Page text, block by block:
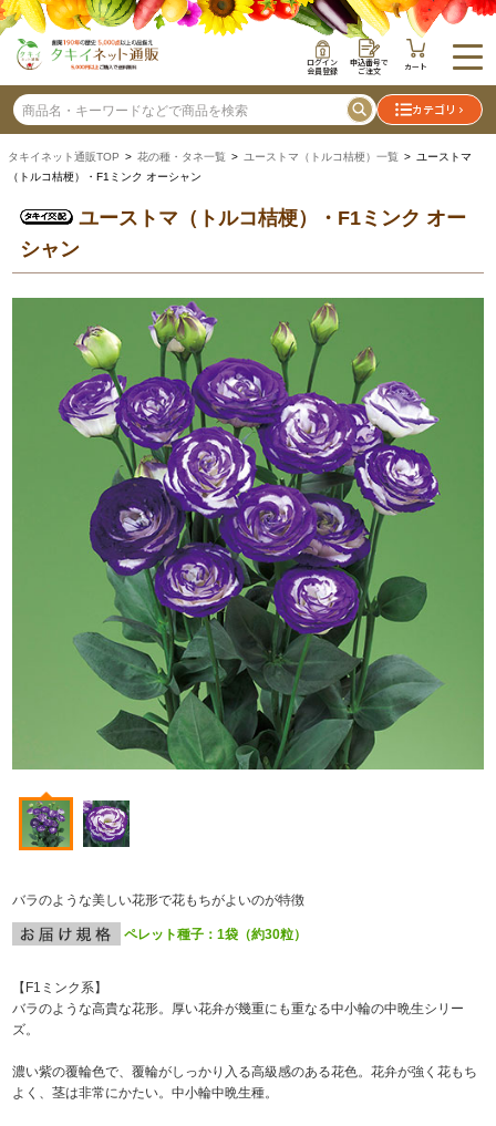
ログイン
会員登録
申込番号で
ご注文 カート
カテゴリ
タキイネット通販TOP > 花の種・タネ一覧 > ユーストマ（トルコ桔梗）一覧 > ユーストマ
（トルコ桔梗）・F1ミンク オーシャン
ユーストマ（トルコ桔梗）・F1ミンク オー
シャン
バラのような美しい花形で花もちがよいのが特徴
ペレット種子：1袋（約30粒）
【F1 ミンク系】
バラのような高貴な花形。厚い花弁が幾重にも重なる中小輪の中晩生シリー
ズ。
濃い紫の覆輪色で、覆輪がしっかり入る高級感のある花色。花弁が強く花もち
よく、茎は非常にかたい。中小輪中晩生種。